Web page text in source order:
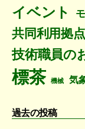
覧
イベント
共同利用拠点
技術職員の
標茶 機械 気
過去の投稿